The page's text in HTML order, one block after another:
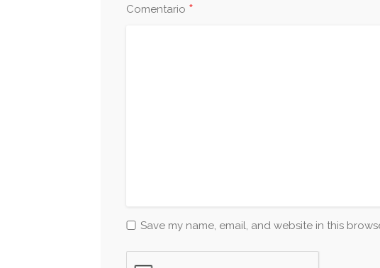
Comentario *
Save my name, email, and website in this